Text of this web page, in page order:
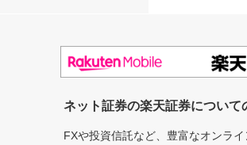
ネット証券の楽天証券について
FXや投資信託など、豊富なオンラ